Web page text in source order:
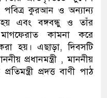
পবিত্র কুরআন ও অন্যান্য
হয় এবং বঙ্গবন্ধু ও তাঁর
কামনা করে
হয়। এছাড়া, দিবসটি
প্রধানমন্ত্রী , মাননীয়
প্রদত্ত বাণী পাঠ